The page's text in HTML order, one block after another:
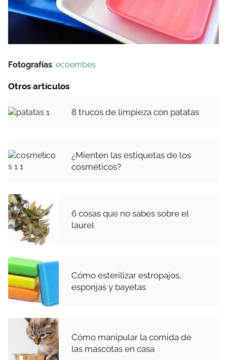
Fotografías: ecoembes
Otros artículos
8 trucos de limpieza con patatas
¿Mienten las estiquetas de los
cosméticos?
6 cosas que no sabes sobre el
laurel
Cómo esterilizar estropajos,
esponjas y bayetas
Cómo manipular la comida de
las mascotas en casa